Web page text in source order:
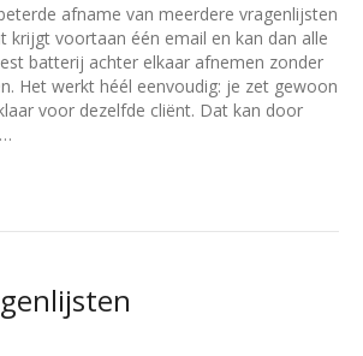
afname van meerdere vragenlijsten
krijgt voortaan één email en kan dan alle
batterij achter elkaar afnemen zonder
Het werkt héél eenvoudig: je zet gewoon
voor dezelfde cliënt. Dat kan door